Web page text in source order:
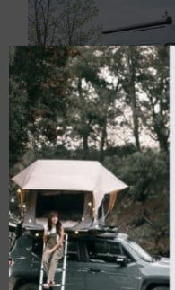
Camper-Neuheiten
Neu: Weinsberg
Weinsberg setzt den
Kastenwagen, der